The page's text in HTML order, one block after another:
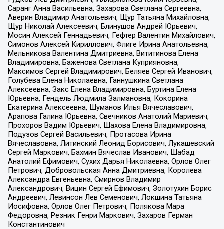
Саранг Анна Васильевна, Захарова Светлана Сергеевна,
Аверин Владимир Анатольевич, Щур Татьяна Михайловна,
Щур Николай Алексеевич, Блинушов Андрей Юрьевич,
Мосин Алексей Геннадьевич, Гефтер Валентин Михайлович,
Симонов Алексей Кириллович, Флиге Ирина Анатольевна,
Мельникова Валентина Дмитриевна, Вититинова Елена
Владимировна, Баженова Светлана Куприяновна,
Максимов Сергей Владимирович, Беляев Сергей Иванович,
Голубева Елена Николаевна, Ганнушкина Светлана
Алексеевна, Закс Елена Владимировна, Буртина Елена
Юрьевна, Гендель Людмила Залмановна, Кокорина
Екатерина Алексеевна, Шуманов Илья Вячеславович,
Арапова Галина Юрьевна, Свечников Анатолий Мариевич,
Прохоров Вадим Юрьевич, Шахова Елена Владимировна,
Подузов Сергей Васильевич, Протасова Ирина
Вячеславовна, Литинский Леонид Борисович, Лукашевский
Сергей Маркович, Бахмин Вячеслав Иванович, Шабад
Анатолий Ефимович, Сухих Дарья Николаевна, Орлов Олег
Петрович, Добровольская Анна Дмитриевна, Королева
Александра Евгеньевна, Смирнов Владимир
Александрович, Вицин Сергей Ефимович, Золотухин Борис
Андреевич, Левинсон Лев Семенович, Локшина Татьяна
Иосифовна, Орлов Олег Петрович, Полякова Мара
Федоровна, Резник Генри Маркович, Захаров Герман
Константинович